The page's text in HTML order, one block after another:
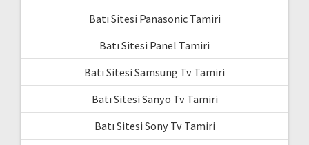
Batı Sitesi Panasonic Tamiri
Batı Sitesi Panel Tamiri
Batı Sitesi Samsung Tv Tamiri
Batı Sitesi Sanyo Tv Tamiri
Batı Sitesi Sony Tv Tamiri